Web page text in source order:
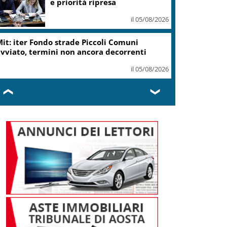
il 05/08/2026
iter Fondo strade Piccoli Comuni
termini non ancora decorrenti
il 05/08/2026
❮ ❯